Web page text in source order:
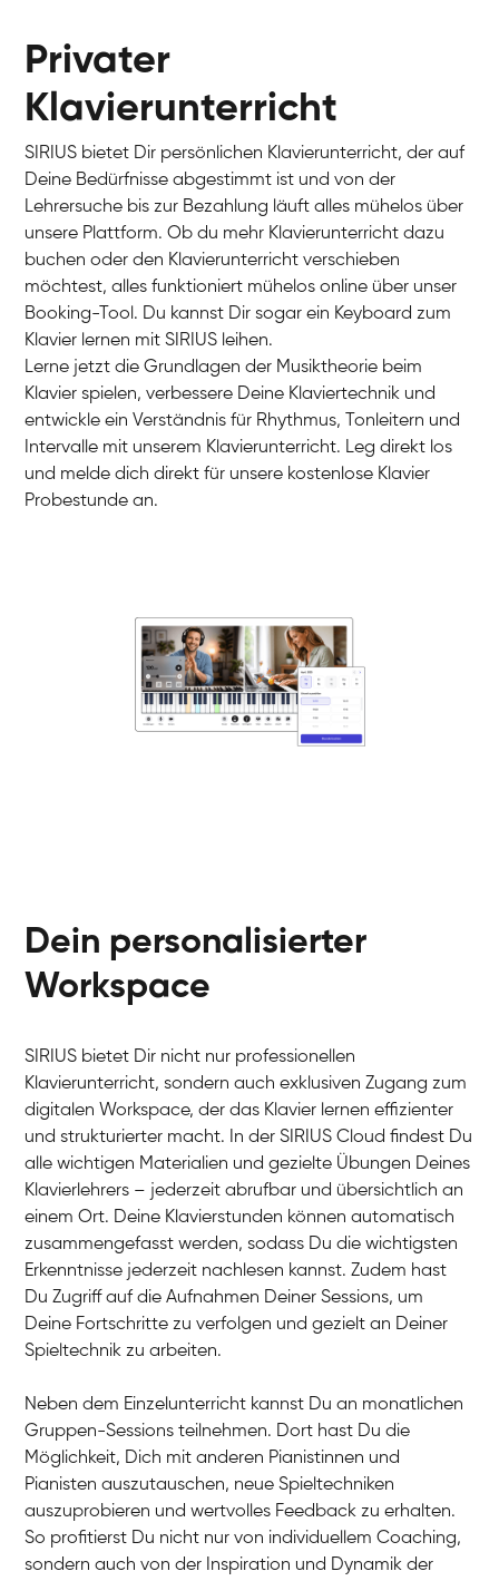
Charlotte
Klavier / Piano / Flügel
Klavier / Piano / Flügel
Klavier / Piano / Flügel
Klavier / Piano / Flügel
Klavier / Piano / Flügel
Hannes
Klavier / Piano / Flügel
Klavier / Piano / Flügel
Privater
Klavierunterricht
SIRIUS bietet Dir persönlichen Klavierunterricht, der auf
Deine Bedürfnisse abgestimmt ist und von der
Lehrersuche bis zur Bezahlung läuft alles mühelos über
unsere Plattform. Ob du mehr Klavierunterricht dazu
buchen oder den Klavierunterricht verschieben
möchtest, alles funktioniert mühelos online über unser
Booking-Tool. Du kannst Dir sogar ein Keyboard zum
Klavier lernen mit SIRIUS leihen.
Lerne jetzt die Grundlagen der Musiktheorie beim
Klavier spielen, verbessere Deine Klaviertechnik und
entwickle ein Verständnis für Rhythmus, Tonleitern und
Intervalle mit unserem Klavierunterricht. Leg direkt los
und melde dich direkt für unsere kostenlose Klavier
Probestunde an.
Dein personalisierter
Workspace
SIRIUS bietet Dir nicht nur professionellen
Klavierunterricht, sondern auch exklusiven Zugang zum
digitalen Workspace, der das Klavier lernen effizienter
und strukturierter macht. In der SIRIUS Cloud findest Du
alle wichtigen Materialien und gezielte Übungen Deines
Klavierlehrers – jederzeit abrufbar und übersichtlich an
einem Ort. Deine Klavierstunden können automatisch
zusammengefasst werden, sodass Du die wichtigsten
Erkenntnisse jederzeit nachlesen kannst. Zudem hast
Du Zugriff auf die Aufnahmen Deiner Sessions, um
Deine Fortschritte zu verfolgen und gezielt an Deiner
Spieltechnik zu arbeiten.
Neben dem Einzelunterricht kannst Du an monatlichen
Gruppen-Sessions teilnehmen. Dort hast Du die
Möglichkeit, Dich mit anderen Pianistinnen und
Pianisten auszutauschen, neue Spieltechniken
auszuprobieren und wertvolles Feedback zu erhalten.
So profitierst Du nicht nur von individuellem Coaching,
sondern auch von der Inspiration und Dynamik der